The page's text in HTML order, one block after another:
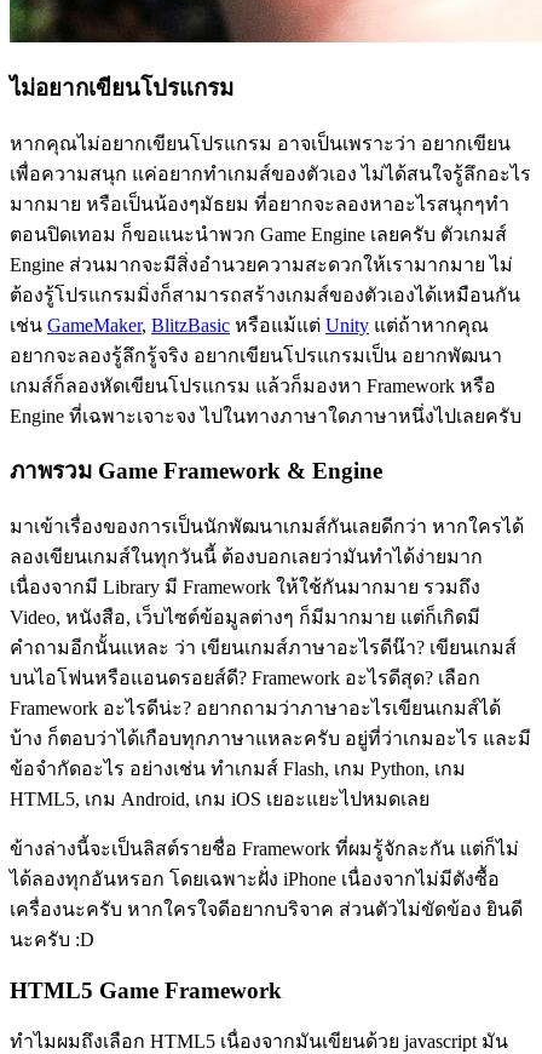
ไม่อยากเขียนโปรแกรม
หากคุณไม่อยากเขียนโปรแกรม อาจเป็นเพราะว่า อยากเขียน
เพื่อความสนุก แค่อยากทำเกมส์ของตัวเอง ไม่ได้สนใจรู้ลึกอะไร
มากมาย หรือเป็นน้องๆมัธยม ที่อยากจะลองหาอะไรสนุกๆทำ
ตอนปิดเทอม ก็ขอแนะนำพวก Game Engine เลยครับ ตัวเกมส์
Engine ส่วนมากจะมีสิ่งอำนวยความสะดวกให้เรามากมาย ไม่
ต้องรู้โปรแกรมมิ่งก็สามารถสร้างเกมส์ของตัวเองได้เหมือนกัน
เช่น GameMaker, BlitzBasic หรือแม้แต่ Unity แต่ถ้าหากคุณ
อยากจะลองรู้ลึกรู้จริง อยากเขียนโปรแกรมเป็น อยากพัฒนา
เกมส์ก็ลองหัดเขียนโปรแกรม แล้วก็มองหา Framework หรือ
Engine ที่เฉพาะเจาะจง ไปในทางภาษาใดภาษาหนึ่งไปเลยครับ
ภาพรวม Game Framework & Engine
มาเข้าเรื่องของการเป็นนักพัฒนาเกมส์กันเลยดีกว่า หากใครได้
ลองเขียนเกมส์ในทุกวันนี้ ต้องบอกเลยว่ามันทำได้ง่ายมาก
เนื่องจากมี Library มี Framework ให้ใช้กันมากมาย รวมถึง
Video, หนังสือ, เว็บไซต์ข้อมูลต่างๆ ก็มีมากมาย แต่ก็เกิดมี
คำถามอีกนั้นแหละ ว่า เขียนเกมส์ภาษาอะไรดีน๊า? เขียนเกมส์
บนไอโฟนหรือแอนดรอยส์ดี? Framework อะไรดีสุด? เลือก
Framework อะไรดีน่ะ? อยากถามว่าภาษาอะไรเขียนเกมส์ได้
บ้าง ก็ตอบว่าได้เกือบทุกภาษาแหละครับ อยู่ที่ว่าเกมอะไร และมี
ข้อจำกัดอะไร อย่างเช่น ทำเกมส์ Flash, เกม Python, เกม
HTML5, เกม Android, เกม iOS เยอะแยะไปหมดเลย
ข้างล่างนี้จะเป็นลิสต์รายชื่อ Framework ที่ผมรู้จักละกัน แต่ก็ไม่
ได้ลองทุกอันหรอก โดยเฉพาะฝั่ง iPhone เนื่องจากไม่มีตังซื้อ
เครื่องนะครับ หากใครใจดีอยากบริจาค ส่วนตัวไม่ขัดข้อง ยินดี
นะครับ :D
HTML5 Game Framework
ทำไมผมถึงเลือก HTML5 เนื่องจากมันเขียนด้วย javascript มัน